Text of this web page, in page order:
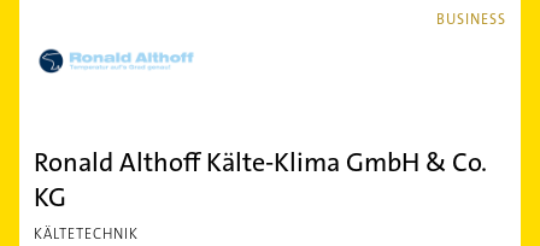
BUSINESS
Ronald Althoff Kälte-Klima GmbH & Co.
KG
KÄLTETECHNIK